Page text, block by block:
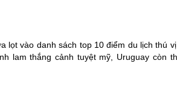
lọt vào danh sách top 10 điểm du lịch thú
lam thắng cảnh tuyệt mỹ, Uruguay còn